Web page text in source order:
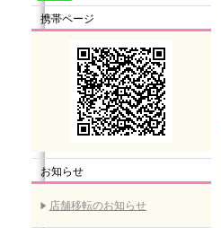
携帯ページ
お知らせ
店舗移転のお知らせ